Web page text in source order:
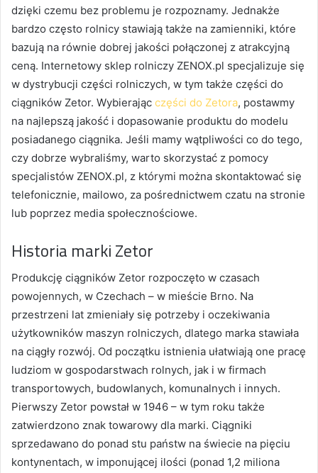
dzięki czemu bez problemu je rozpoznamy. Jednakże
bardzo często rolnicy stawiają także na zamienniki, które
bazują na równie dobrej jakości połączonej z atrakcyjną
ceną. Internetowy sklep rolniczy ZENOX.pl specjalizuje się
w dystrybucji części rolniczych, w tym także części do
ciągników Zetor. Wybierając części do Zetora, postawmy
na najlepszą jakość i dopasowanie produktu do modelu
posiadanego ciągnika. Jeśli mamy wątpliwości co do tego,
czy dobrze wybraliśmy, warto skorzystać z pomocy
specjalistów ZENOX.pl, z którymi można skontaktować się
telefonicznie, mailowo, za pośrednictwem czatu na stronie
lub poprzez media społecznościowe.
Historia marki Zetor
Produkcję ciągników Zetor rozpoczęto w czasach
powojennych, w Czechach – w mieście Brno. Na
przestrzeni lat zmieniały się potrzeby i oczekiwania
użytkowników maszyn rolniczych, dlatego marka stawiała
na ciągły rozwój. Od początku istnienia ułatwiają one pracę
ludziom w gospodarstwach rolnych, jak i w firmach
transportowych, budowlanych, komunalnych i innych.
Pierwszy Zetor powstał w 1946 – w tym roku także
zatwierdzono znak towarowy dla marki. Ciągniki
sprzedawano do ponad stu państw na świecie na pięciu
kontynentach, w imponującej ilości (ponad 1,2 miliona